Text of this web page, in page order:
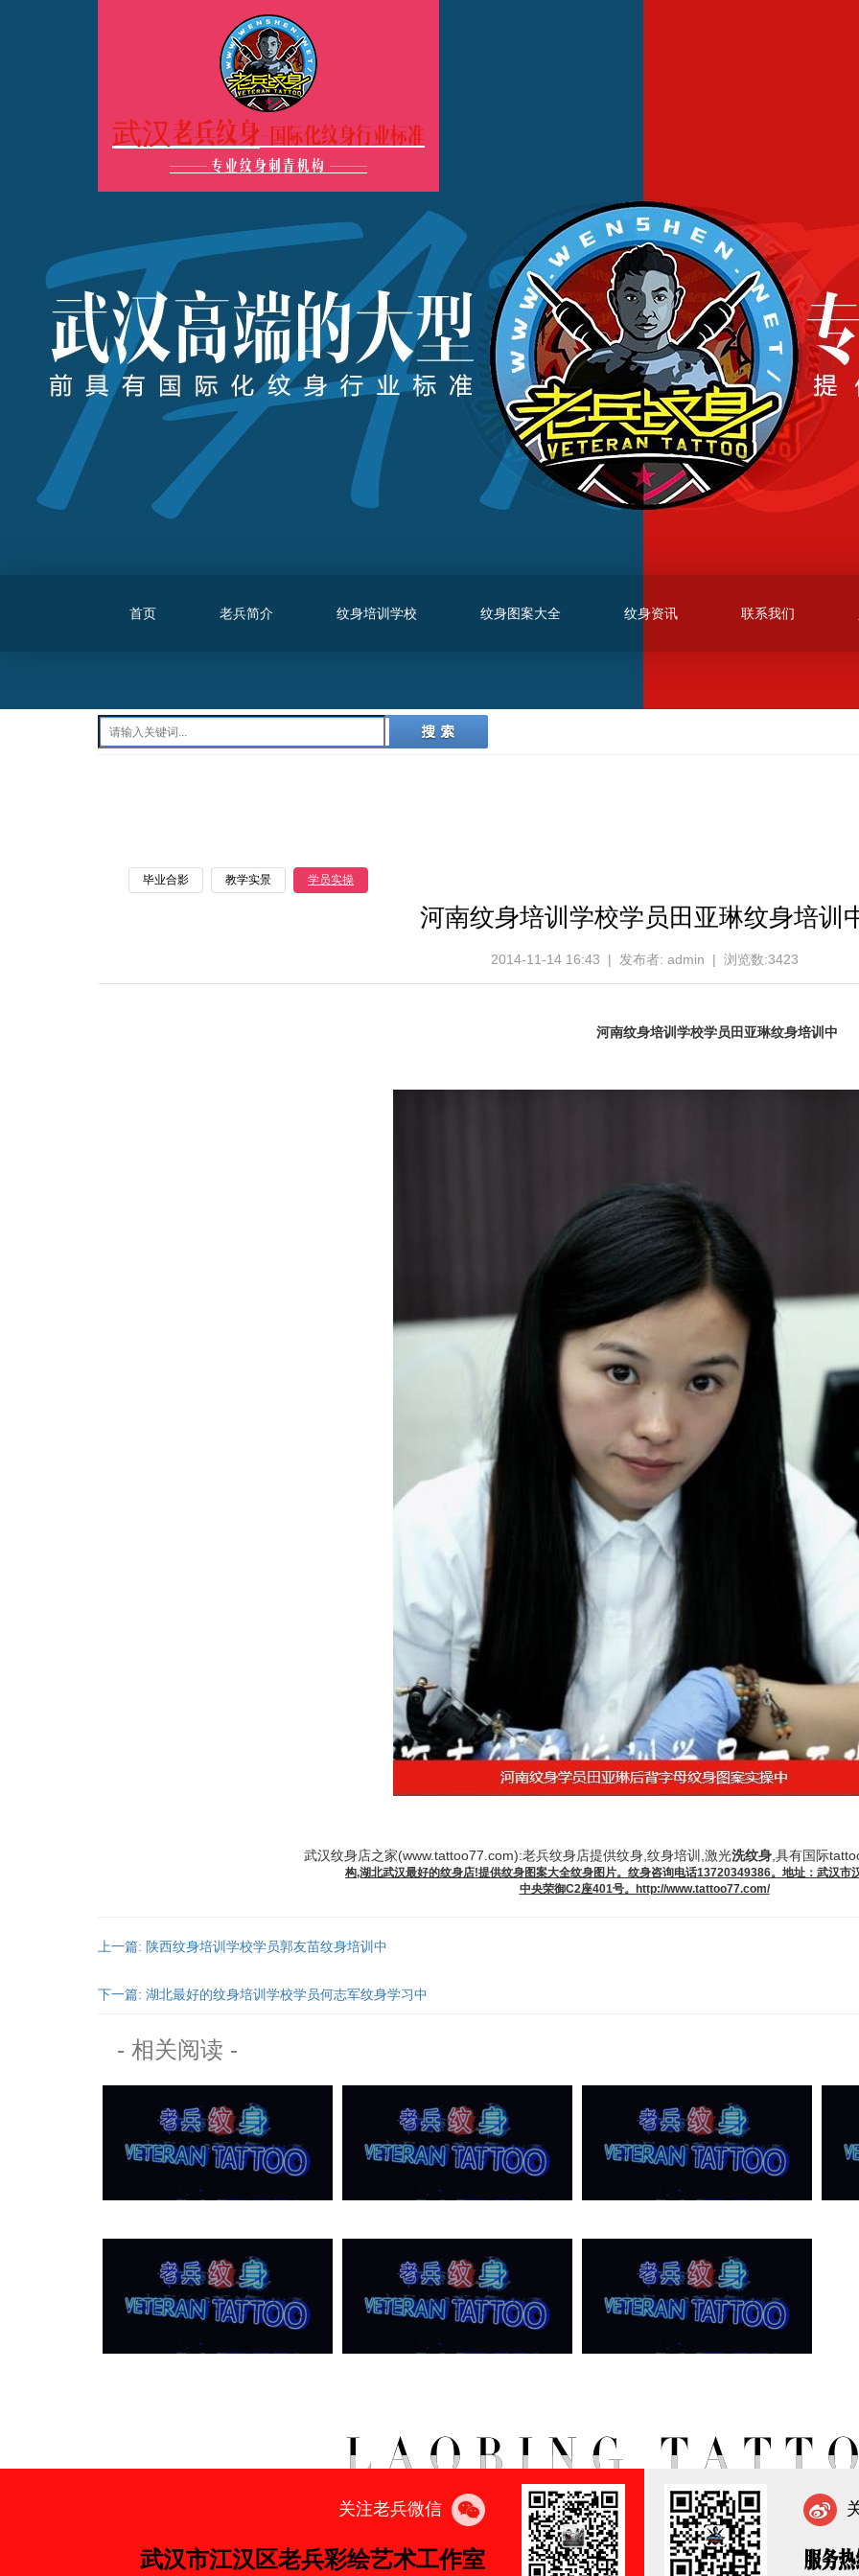
武汉老兵纹身-国际化纹身行业标准
——— 专业纹身刺青机构 ———
首页 老兵简介 纹身培训学校 纹身图案大全 纹身资讯 联系我们
毕业合影 教学实景 学员实操
河南纹身培训学校学员田亚琳纹身培训
2014-11-14 16:43 | 发布者: admin | 浏览数:3423
河南纹身培训 学校学员田亚琳纹身培训中
武汉纹身店之家(www.tattoo77.com):老兵纹身店提供纹身,纹身培训,激光洗纹身 ,具有国际
构,湖北武汉最好的纹身店!提供纹身图案大全纹身图片。纹身咨询电话13720349386。地址：武汉市
中央荣御C2座401号。http://www.tattoo77.com/
上一篇: 陕西纹身培训学校学员郭友苗纹身培训中
下一篇: 湖北最好的纹身培训学校学员何志军纹身学习中
- 相关阅读 -
关注老兵微信
武汉市江汉区老兵彩绘艺术工作室 服务